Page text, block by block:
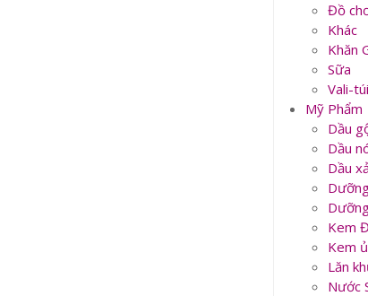
Đồ
Khác
Khăn
Sữa
Vali-
Mỹ Phẩm
Dầu
Dầu
Dầu
Kem
Kem ủ
Lăn
Nước